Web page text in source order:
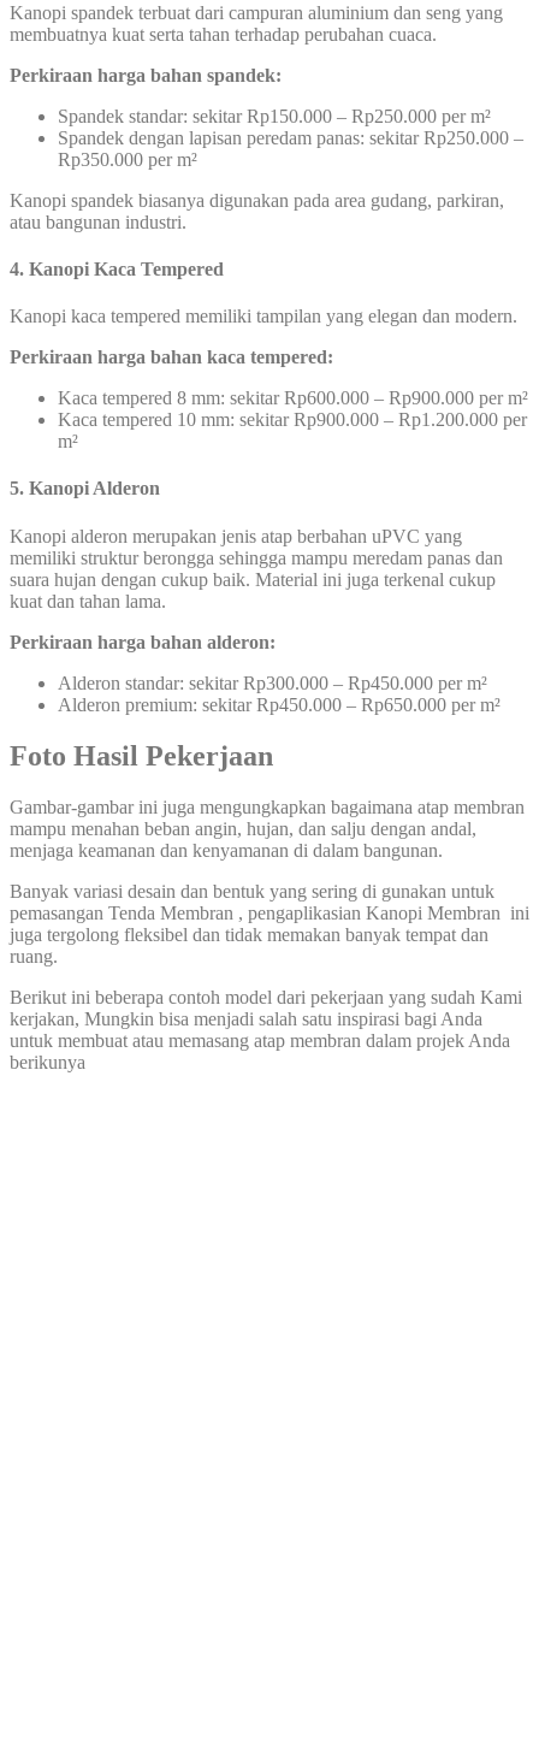
Kanopi spandek terbuat dari campuran aluminium dan seng yang
membuatnya kuat serta tahan terhadap perubahan cuaca.
Perkiraan harga bahan spandek:
Spandek standar: sekitar Rp150.000 – Rp250.000 per m²
Spandek dengan lapisan peredam panas: sekitar Rp250.000 –
Rp350.000 per m²
Kanopi spandek biasanya digunakan pada area gudang, parkiran,
atau bangunan industri.
4. Kanopi Kaca Tempered
Kanopi kaca tempered memiliki tampilan yang elegan dan modern.
Perkiraan harga bahan kaca tempered:
Kaca tempered 8 mm: sekitar Rp600.000 – Rp900.000 per m²
Kaca tempered 10 mm: sekitar Rp900.000 – Rp1.200.000 per
m²
5. Kanopi Alderon
Kanopi alderon merupakan jenis atap berbahan uPVC yang
memiliki struktur berongga sehingga mampu meredam panas dan
suara hujan dengan cukup baik. Material ini juga terkenal cukup
kuat dan tahan lama.
Perkiraan harga bahan alderon:
Alderon standar: sekitar Rp300.000 – Rp450.000 per m²
Alderon premium: sekitar Rp450.000 – Rp650.000 per m²
Foto Hasil Pekerjaan
Gambar-gambar ini juga mengungkapkan bagaimana atap membran
mampu menahan beban angin, hujan, dan salju dengan andal,
menjaga keamanan dan kenyamanan di dalam bangunan.
Banyak variasi desain dan bentuk yang sering di gunakan untuk
pemasangan Tenda Membran , pengaplikasian Kanopi Membran ini
juga tergolong fleksibel dan tidak memakan banyak tempat dan
ruang.
Berikut ini beberapa contoh model dari pekerjaan yang sudah Kami
kerjakan, Mungkin bisa menjadi salah satu inspirasi bagi Anda
untuk membuat atau memasang atap membran dalam projek Anda
berikunya